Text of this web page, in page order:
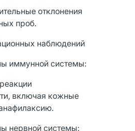
отклонения
проб.
наблюдений
иммунной системы:
включая кожные
нервной системы: